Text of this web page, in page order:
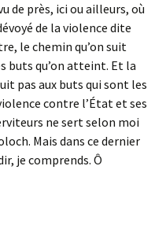
de près, ici ou ailleurs, où
de la violence dite
le chemin qu’on suit
buts qu’on atteint. Et la
pas aux buts qui sont les
contre l’État et ses
ne sert selon moi
Mais dans ce dernier
je comprends. Ô